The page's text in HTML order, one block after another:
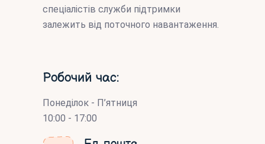
спеціалістів служби підтримки
залежить від поточного навантаження.
Робочий час:
Понеділок - П’ятниця
10:00 - 17:00